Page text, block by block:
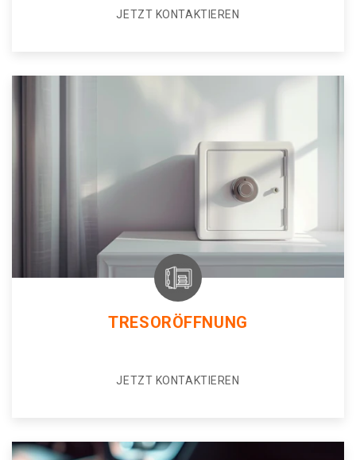
JETZT KONTAKTIEREN
TRESORÖFFNUNG
JETZT KONTAKTIEREN